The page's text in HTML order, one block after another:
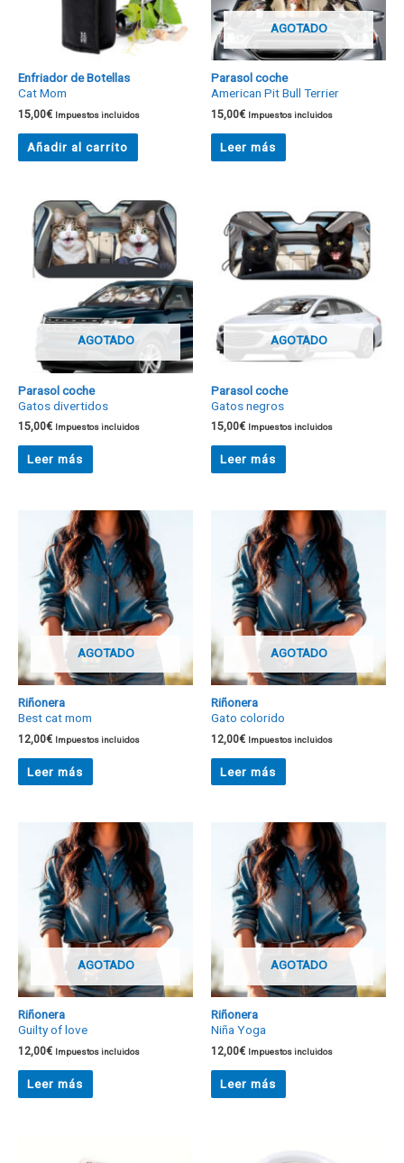
Enfriador de Botellas
Cat Mom
15,00€ Impuestos incluidos
Añadir al carrito
AGOTADO
Parasol coche
American Pit Bull Terrier
15,00€ Impuestos incluidos
Leer más
AGOTADO
Parasol coche
Gatos divertidos
15,00€ Impuestos incluidos
Leer más
AGOTADO
Parasol coche
Gatos negros
15,00€ Impuestos incluidos
Leer más
AGOTADO
Riñonera
Best cat mom
12,00€ Impuestos incluidos
Leer más
AGOTADO
Riñonera
Gato colorido
12,00€ Impuestos incluidos
Leer más
AGOTADO
Riñonera
Guilty of love
12,00€ Impuestos incluidos
Leer más
AGOTADO
Riñonera
Niña Yoga
12,00€ Impuestos incluidos
Leer más